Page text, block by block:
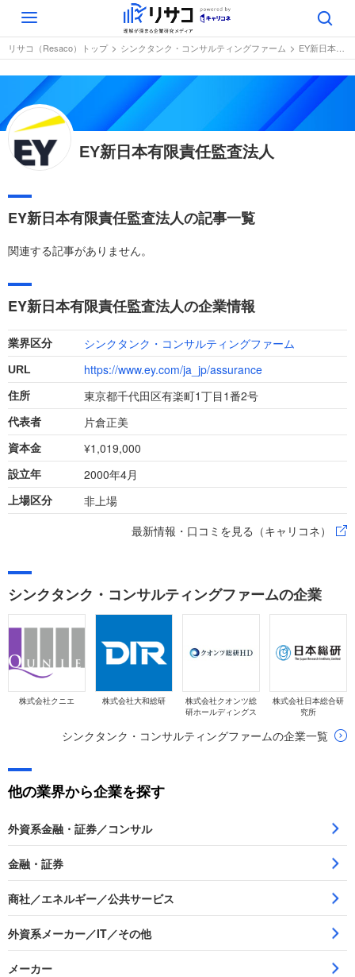
Toggle
navigation
リサコ（Resaco）トップ シンクタンク・コンサルティングファーム EY新日本有限責任監査法人
EY新日本有限責任監査法人
EY新日本有限責任監査法人の記事一覧
関連する記事がありません。
EY新日本有限責任監査法人の企業情報
業界区分 シンクタンク・コンサルティングファーム
URL https://www.ey.com/ja_jp/assurance
住所 東京都千代田区有楽町1丁目1番2号
代表者 片倉正美
資本金 ¥1,019,000
設立年 2000年4月
上場区分
非上場
最新情報・口コミを見る（キャリコネ）
シンクタンク・コンサルティングファームの企業
株式会社クニエ 株式会社大和総研
株式会社クオンツ総
研ホールディングス
株式会社日本総合研
究所
シンクタンク・コンサルティングファームの企業一覧
他の業界から企業を探す
外資系金融・証券／コンサル
金融・証券
商社／エネルギー／公共サービス
外資系メーカー／IT／その他
メーカー